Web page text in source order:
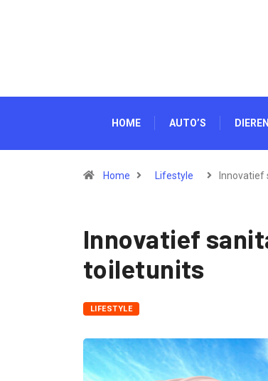
HOME AUTO’S DIEREN
Home Lifestyle Innovatief
Innovatief
toiletunits
LIFESTYLE